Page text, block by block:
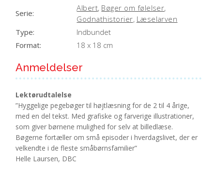
Serie:
Albert, Bøger om følelser,
Godnathistorier, Læselarven
Type:
Indbundet
Format:
18 x 18 cm
Anmeldelser
Lektørudtalelse
”Hyggelige pegebøger til højtlæsning for de 2 til 4 årige,
med en del tekst. Med grafiske og farverige illustrationer,
som giver børnene mulighed for selv at billedlæse.
Bøgerne fortæller om små episoder i hverdagslivet, der er
velkendte i de fleste småbørnsfamilier”
Helle Laursen, DBC